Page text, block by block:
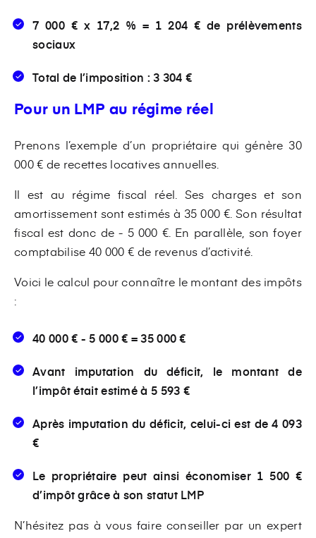
7 000 € x 17,2 % = 1 204 € de prélèvements
sociaux
Total de l’imposition : 3 304 €
Pour un LMP au régime réel
Prenons l’exemple d’un propriétaire qui génère 30
000 € de recettes locatives annuelles.
Il est au régime fiscal réel. Ses charges et son
amortissement sont estimés à 35 000 €. Son résultat
fiscal est donc de - 5 000 €. En parallèle, son foyer
comptabilise 40 000 € de revenus d’activité.
Voici le calcul pour connaître le montant des impôts
:
40 000 € - 5 000 € = 35 000 €
Avant imputation du déficit, le montant de
l’impôt était estimé à 5 593 €
Après imputation du déficit, celui-ci est de 4 093
€
Le propriétaire peut ainsi économiser 1 500 €
d’impôt grâce à son statut LMP
N’hésitez pas à vous faire conseiller par un expert